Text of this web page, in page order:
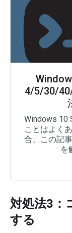
4/5/30/
Windows 10
ことはよく
合、この記
を
対処法3：
する